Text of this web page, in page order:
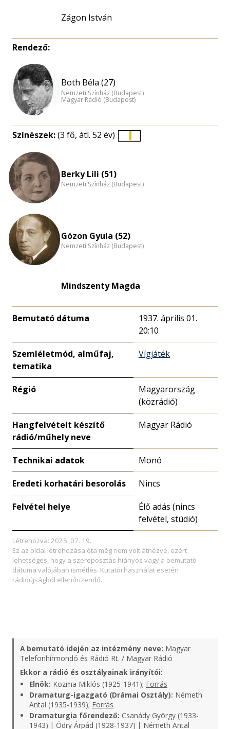
Zágon István
Rendező:
Both Béla (27)
Nemzeti Színház (Budapest)
Magyar Rádió (Budapest)
Színészek:(3 fő, átl. 52 év)
Berky Lili (51)
Nemzeti Színház (Budapest)
Gózon Gyula (52)
Nemzeti Színház (Budapest)
Mindszenty Magda
Bemutató dátuma
1937. április 01.
20:10
Szemléletmód, alműfaj,
tematika
Vígjáték
Régió
Magyarország
(közrádió)
Hangfelvételt készítő
rádió/műhely neve
Magyar Rádió
Technikai adatok Monó
Eredeti korhatári besorolás Nincs
Felvétel helye
Élő adás (nincs
felvétel, stúdió)
Létrehozva: 2025. 07. 19.
Ez az oldal létrehozása óta még nem volt átnézve, ezért
lehetséges, hogy a szereposztás hiányos vagy a bemutató
dátuma valójában ismétlés. Kutatói használat esetén
rádióújságból ellenőrizendő.
A bemutató idején az intézmény neve: Magyar
Telefonhírmondó és Rádió Rt. / Magyar Rádió
Ekkor a rádió és osztályainak irányítói:
Elnök: Kozma Miklós (1925-1941); Forrás
Dramaturg-igazgató (Drámai Osztály): Németh
Antal (1935-1939); Forrás
Dramaturgia főrendező: Csanády György (1933-
1943) | Ódry Árpád (1928-1937) | Németh Antal